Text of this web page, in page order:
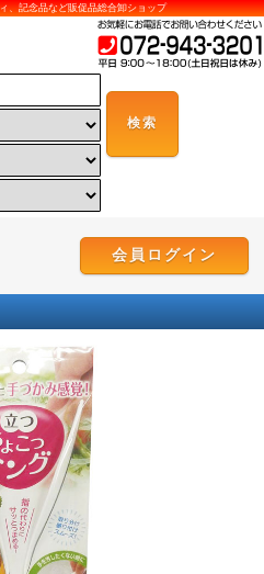
、記念品など販促品総合卸ショップ
会員ログイン